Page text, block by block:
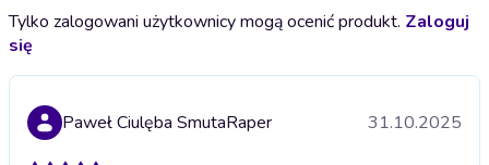
Tylko zalogowani użytkownicy mogą ocenić produkt. Zaloguj
się
Paweł Ciulęba SmutaRaper 31.10.2025